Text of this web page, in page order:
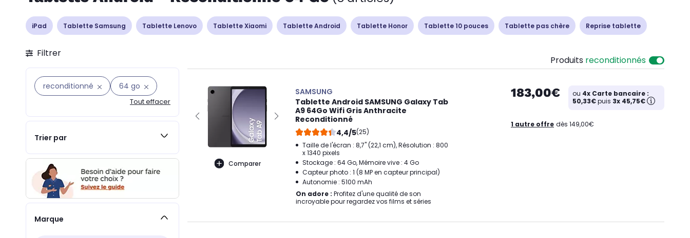
iPad Tablette Samsung Tablette Lenovo Tablette Xiaomi Tablette Android Tablette Honor Tablette 10 pouces Tablette pas chère Reprise tablette
Filtrer
reconditionné 64 go
Tout effacer
Trier par
Marque
Produits reconditionnés
Comparer
SAMSUNG
Tablette Android SAMSUNG Galaxy Tab
A9 64Go Wifi Gris Anthracite
Reconditionné
4,4/5(25)
Taille de l'écran : 8,7" (22,1 cm), Résolution : 800
x 1340 pixels
Stockage : 64 Go, Mémoire vive : 4 Go
Capteur photo : 1 (8 MP en capteur principal)
Autonomie : 5100 mAh
On adore : Profitez d'une qualité de son
incroyable pour regardez vos films et séries
183,00€ ou 4x Carte bancaire :
50,33€puis 3x 45,75€
1 autre offre dès 149,00€